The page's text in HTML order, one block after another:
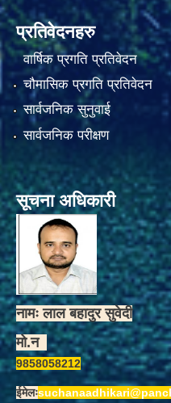
प्रतिवेदनहरु
वार्षिक प्रगति प्रतिवेदन
चौमासिक प्रगति प्रतिवेदन
सार्वजनिक सुनुवाई
सार्वजनिक परीक्षण
सूचना अधिकारी
नामः लाल बहादुर सुवेदी
मो.न
9858058212
ईमेलः